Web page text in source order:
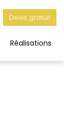
Devis gratuit
Réalisations